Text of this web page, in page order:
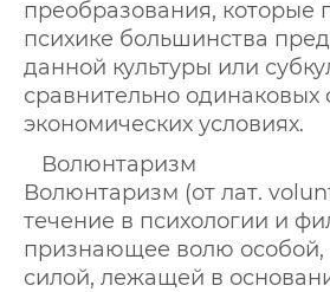
преобразования, которые
психике большинства
данной культуры или
сравнительно одинаковых
экономических условиях.
Волюнтаризм
Волюнтаризм (от лат.
течение в психологии и
признающее волю
силой, лежащей в